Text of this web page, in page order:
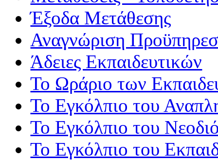
Έξοδα Μετάθεσης
Αναγνώριση
Άδειες Εκπαιδευτικών
Το Ωράριο των
Το Εγκόλπιο του
Το Εγκόλπιο του
Το Εγκόλπιο του